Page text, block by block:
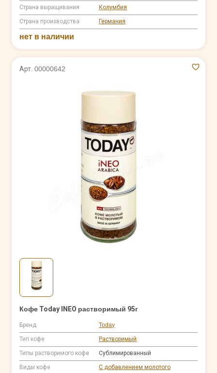
Страна выращивания Колумбия
Страна производства Германия
нет в наличии
Арт. 00000642
Кофе Today INEO растворимый 95г
Бренд Today
Тип кофе Растворимый
Типы растворимого кофе Сублимированный
Виды кофе С добавлением молотого